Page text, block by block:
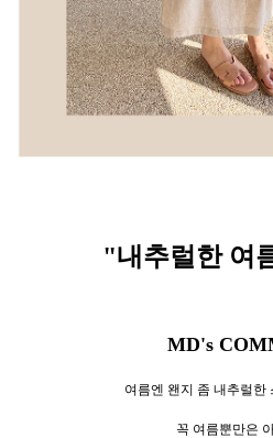
"내추럴한 여
MD's
여름엔 왠지 좀 내추럴한
꼭 여름뿐만은